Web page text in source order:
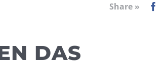
Share »
DAS